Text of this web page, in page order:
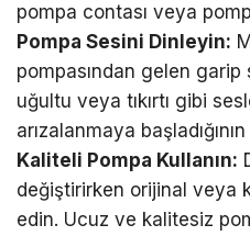
pompa contası veya
Pompa Sesini Dinleyin:
pompasından gelen garip
uğultu veya tıkırtı gibi
arızalanmaya
Kaliteli Pompa Kullanın:
değiştirirken orijinal veya
edin. Ucuz ve kalitesiz